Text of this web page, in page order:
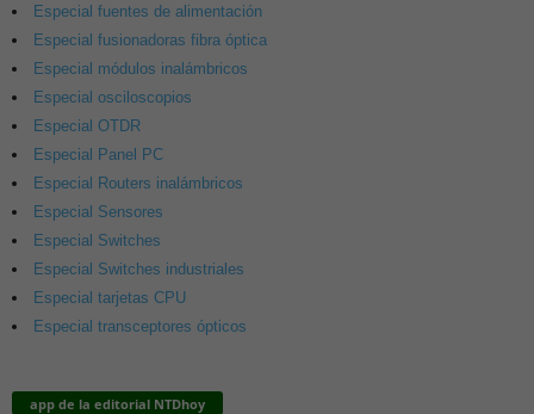
Especial fuentes de alimentación
Especial fusionadoras fibra óptica
Especial módulos inalámbricos
Especial osciloscopios
Especial OTDR
Especial Panel PC
Especial Routers inalámbricos
Especial Sensores
Especial Switches
Especial Switches industriales
Especial tarjetas CPU
Especial transceptores ópticos
app de la editorial NTDhoy